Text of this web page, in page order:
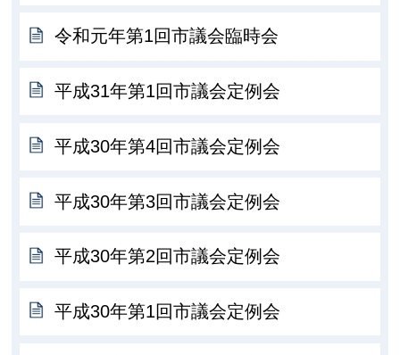
令和元年第1回市議会臨時会
平成31年第1回市議会定例会
平成30年第4回市議会定例会
平成30年第3回市議会定例会
平成30年第2回市議会定例会
平成30年第1回市議会定例会